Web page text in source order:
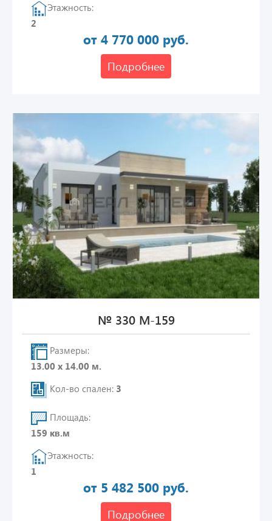
Этажность:
2
от 4 770 000 руб.
Подробнее
№ 330 М-159
Размеры:
13.00 х 14.00 м.
Кол-во спален: 3
Площадь:
159 кв.м
Этажность:
1
от 5 482 500 руб.
Подробнее